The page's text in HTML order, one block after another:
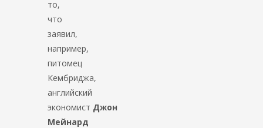
то,
что
заявил,
например,
питомец
Кембриджа,
английский
экономист Джон
Мейнард